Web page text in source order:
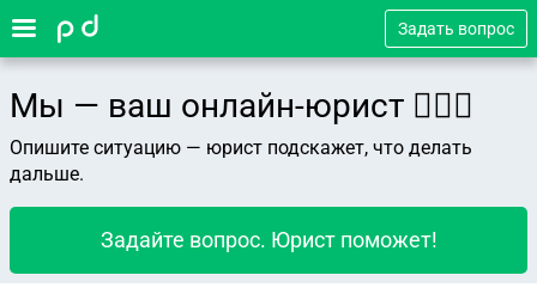
Задать вопрос
Мы — ваш онлайн-юрист 👨🏻‍⚖️
Опишите ситуацию — юрист подскажет, что делать
дальше.
Задайте вопрос. Юрист поможет!